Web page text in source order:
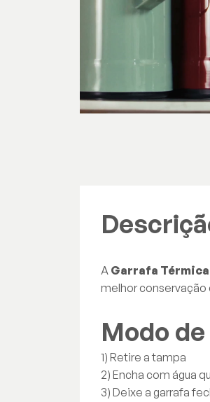
A Garrafa Térmica
melhor conservação
Modo
1) Retire a tampa
2) Encha com água
3) Deixe a garrafa